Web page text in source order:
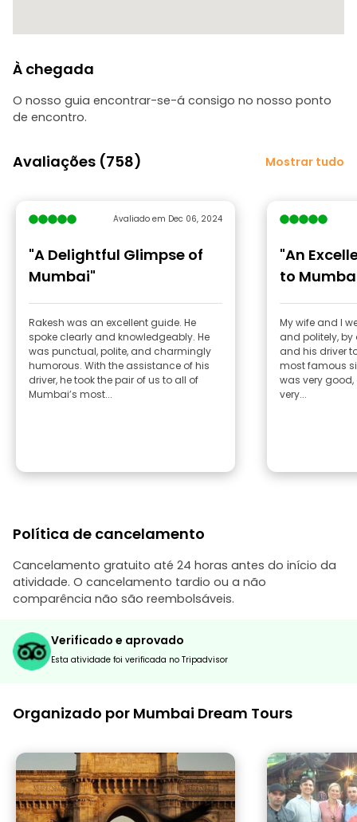
À chegada
O nosso guia encontrar-se-á consigo no nosso ponto
de encontro.
Avaliações (758) Mostrar tudo
Avaliado em Dec 06, 2024
"A Delightful Glimpse of
Mumbai"
Rakesh was an excellent guide. He
spoke clearly and knowledgeably. He
was punctual, polite, and charmingly
humorous. With the assistance of his
driver, he took the pair of us to all of
Mumbai’s most...
"An
to
My wife and I
and politely, by
and his driver
most famous
was very
very...
Política de cancelamento
Cancelamento gratuito até 24 horas antes do início da
atividade. O cancelamento tardio ou a não
comparência não são reembolsáveis.
Verificado e aprovado
Esta atividade foi verificada no Tripadvisor
Organizado por Mumbai Dream Tours